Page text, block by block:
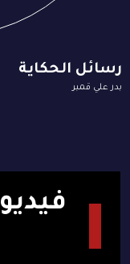
رسائل الحكاية
بدر علي قمبر
فيديو